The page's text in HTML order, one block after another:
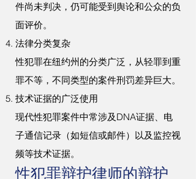
件尚未判决，仍可能受到舆论和公众的负
面评价。
法律分类复杂
性犯罪在纽约州的分类广泛，从轻罪到重
罪不等，不同类型的案件刑罚差异巨大。
技术证据的广泛使用
现代性犯罪案件中常涉及DNA证据、电
子通信记录（如短信或邮件）以及监控视
频等技术证据。
性犯罪辩护律师的辩护